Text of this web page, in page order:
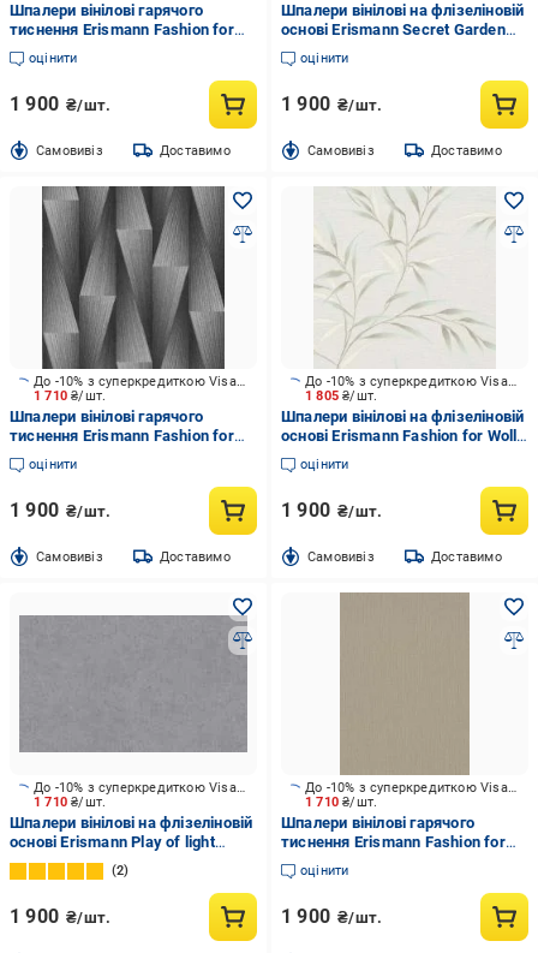
Шпалери вінілові гарячого
тиснення Erismann Fashion for
Wolls 5 12258-38 1,06x10,05 м
оцінити
1 900 ₴/шт.
Cамовивіз Доставимо
Шпалери вінілові на флізеліновій
основі Erismann Secret Garden
12238-44 1,06x10,05 м
оцінити
1 900 ₴/шт.
Cамовивіз Доставимо
1 710₴/шт.
До -10% з суперкредиткою Visa Вигода
Шпалери вінілові гарячого
тиснення Erismann Fashion for
Wolls 5 12254-29 1,06x10,05 м
оцінити
1 900 ₴/шт.
Cамовивіз Доставимо
1 805₴/шт.
До -10% з суперкредиткою Visa Вигода
Шпалери вінілові на флізеліновій
основі Erismann Fashion for Wolls
5 12256-18 1,06x10,05 м
оцінити
1 900 ₴/шт.
Cамовивіз Доставимо
1 710₴/шт.
До -10% з суперкредиткою Visa Вигода
Шпалери вінілові на флізеліновій
основі Erismann Play of light
12203-10 1,06x10,05 м
2
1 900 ₴/шт.
1 710₴/шт.
До -10% з суперкредиткою Visa Вигода
Шпалери вінілові гарячого
тиснення Erismann Fashion for
Wolls 5 12258-37 1,06x10,05 м
оцінити
1 900 ₴/шт.